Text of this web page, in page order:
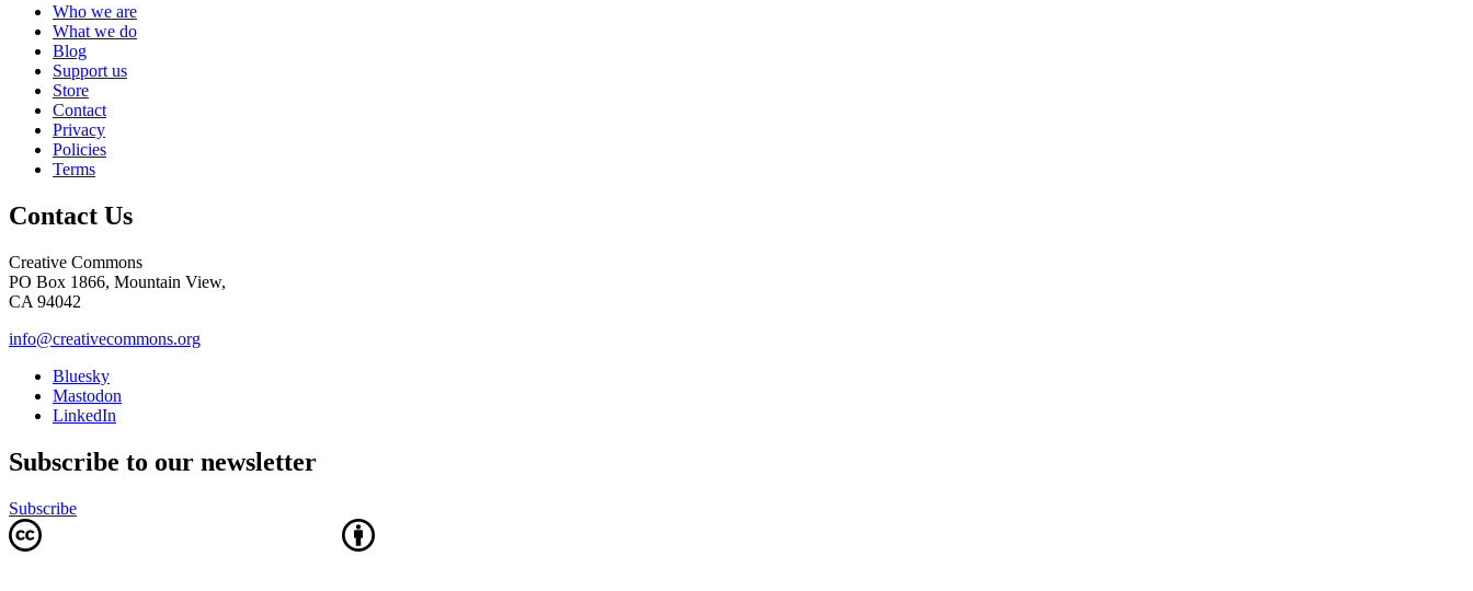
Who we are
What we do
Blog
Support us
Store
Contact
Privacy
Policies
Terms
Contact Us
Creative Commons
PO Box 1866, Mountain View,
CA 94042
info@creativecommons.org
Bluesky
Mastodon
LinkedIn
Subscribe to our newsletter
Subscribe